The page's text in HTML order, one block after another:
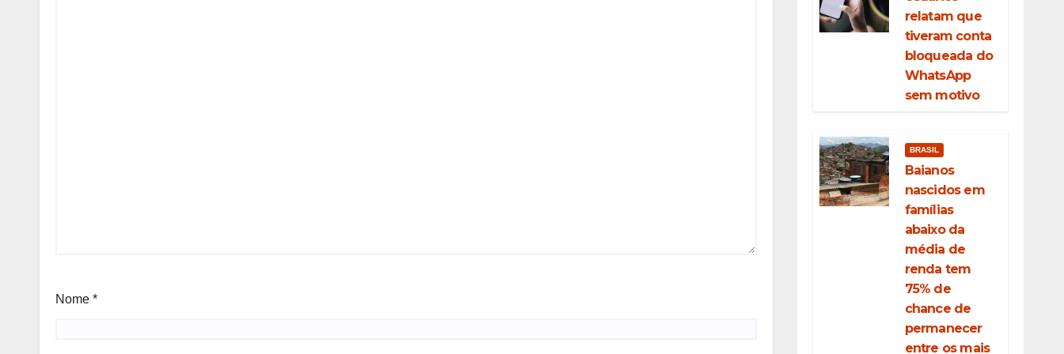
Nome *
relatam que
tiveram conta
bloqueada do
WhatsApp
sem motivo
BRASIL
Baianos
nascidos em
famílias
abaixo da
média de
renda tem
75% de
chance de
permanecer
entre os mais